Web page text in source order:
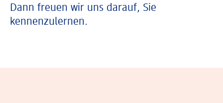
Dann freuen wir uns darauf, Sie
kennenzulernen.